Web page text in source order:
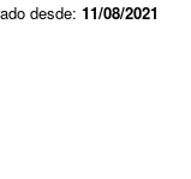
desde: 11/08/2021